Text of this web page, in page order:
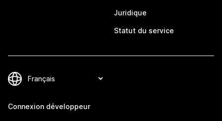
Juridique
Statut du service
Connexion développeur